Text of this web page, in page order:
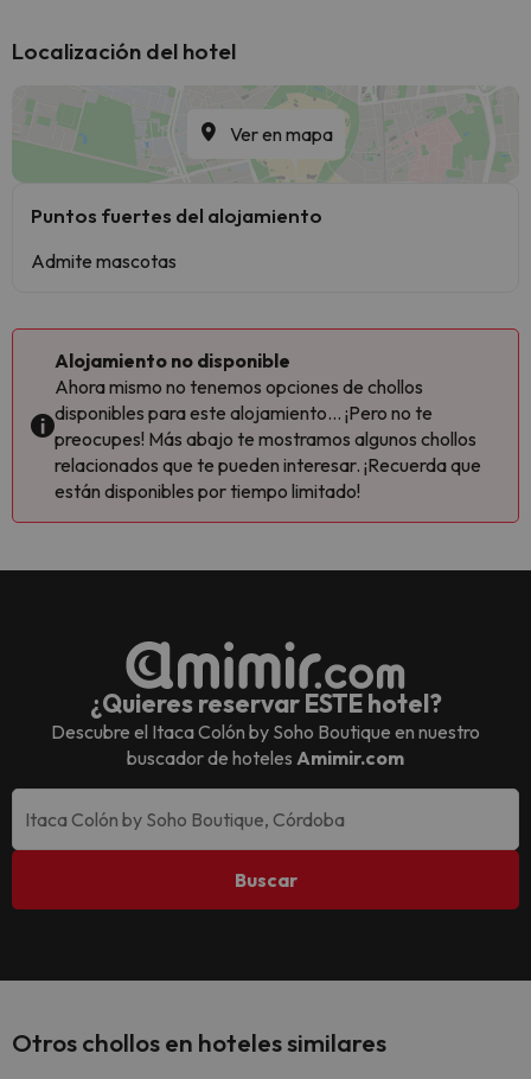
Localización del hotel
Ver en mapa
Puntos fuertes del alojamiento
Admite mascotas
Alojamiento no disponible
Ahora mismo no tenemos opciones de chollos
disponibles para este alojamiento... ¡Pero no te
preocupes! Más abajo te mostramos algunos chollos
relacionados que te pueden interesar. ¡Recuerda que
están disponibles por tiempo limitado!
¿Quieres reservar ESTE hotel?
Descubre el Itaca Colón by Soho Boutique en nuestro
buscador de hoteles Amimir.com
Buscar
Otros chollos en hoteles similares